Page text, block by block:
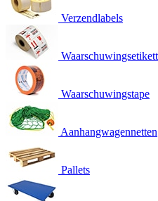
Verzendlabels
Waarschuwingstape
Aanhangwagennetten
Pallets